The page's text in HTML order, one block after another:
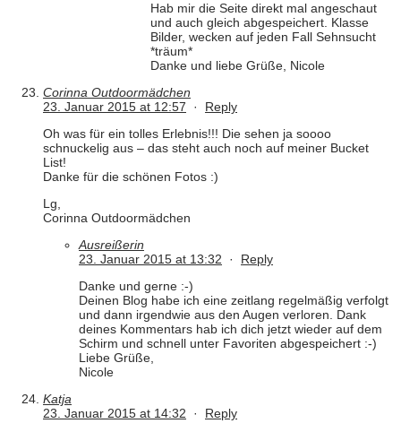
Hab mir die Seite direkt mal angeschaut
und auch gleich abgespeichert. Klasse
Bilder, wecken auf jeden Fall Sehnsucht
*träum*
Danke und liebe Grüße, Nicole
Corinna Outdoormädchen
23. Januar 2015 at 12:57 · Reply
Oh was für ein tolles Erlebnis!!! Die sehen ja soooo
schnuckelig aus – das steht auch noch auf meiner Bucket
List!
Danke für die schönen Fotos :)
Lg,
Corinna Outdoormädchen
Ausreißerin
23. Januar 2015 at 13:32 · Reply
Danke und gerne :-)
Deinen Blog habe ich eine zeitlang regelmäßig verfolgt
und dann irgendwie aus den Augen verloren. Dank
deines Kommentars hab ich dich jetzt wieder auf dem
Schirm und schnell unter Favoriten abgespeichert :-)
Liebe Grüße,
Nicole
Katja
23. Januar 2015 at 14:32 · Reply